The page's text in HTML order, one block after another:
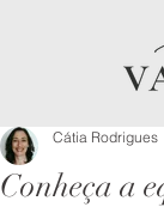
Conheça a
Cátia Rodrigues